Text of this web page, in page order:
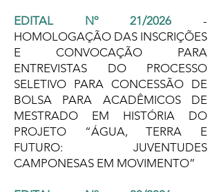
EDITAL Nº 21/2026
-
HOMOLOGAÇÃO DAS INSCRIÇÕES
E CONVOCAÇÃO PARA
ENTREVISTAS DO PROCESSO
SELETIVO PARA CONCESSÃO DE
BOLSA PARA ACADÊMICOS DE
MESTRADO EM HISTÓRIA DO
PROJETO “ÁGUA, TERRA E
FUTURO: JUVENTUDES
CAMPONESAS EM MOVIMENTO”